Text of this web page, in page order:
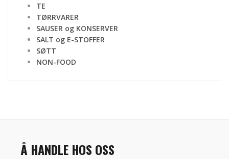
TE
TØRRVARER
SAUSER og KONSERVER
SALT og E-STOFFER
SØTT
NON-FOOD
Å HANDLE HOS OSS